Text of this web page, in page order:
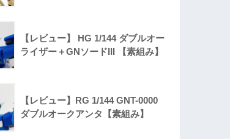
【レビュー】 HG 1/144 ダブルオー
ライザー＋GNソードIII 【素組み】
【レビュー】RG 1/144 GNT-0000
ダブルオークアンタ【素組み】